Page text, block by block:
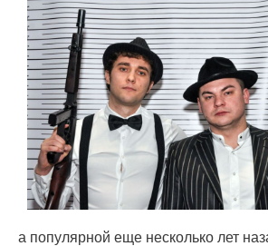
а популярной еще несколько лет